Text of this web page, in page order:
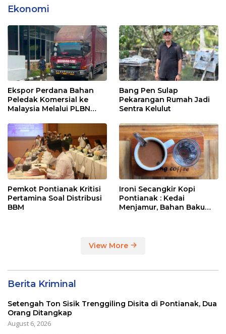
Ekonomi
Ekspor Perdana Bahan
Peledak Komersial ke
Malaysia Melalui PLBN
Bang Pen Sulap
Pekarangan Rumah Jadi
Sentra Kelulut
Pemkot Pontianak Kritisi
Pertamina Soal Distribusi
BBM
Ironi Secangkir Kopi
Pontianak : Kedai
Menjamur, Bahan Baku
View More
Berita Kriminal
Setengah Ton Sisik Trenggiling Disita di Pontianak, Dua
Orang Ditangkap
August 6, 2026